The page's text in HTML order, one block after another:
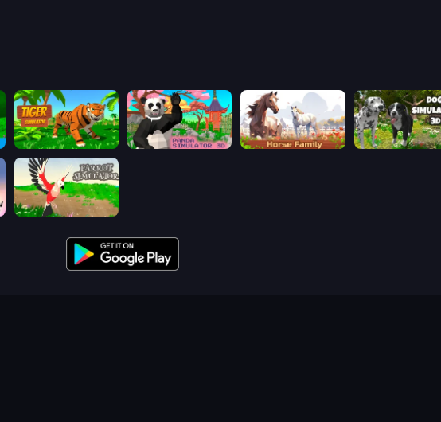
Tiger Simulator 3D Panda Simulator 3D Horse Simulator 3D Dog Simulator 3D
Parrot Simulator